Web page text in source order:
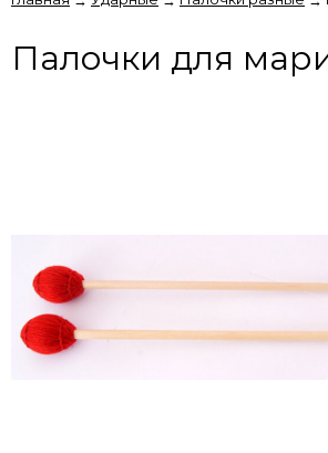
Палочки для